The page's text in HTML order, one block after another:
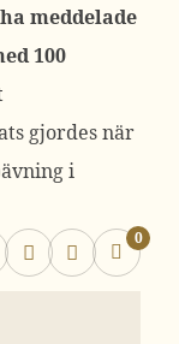
meddelade
100
gjordes när
i
0